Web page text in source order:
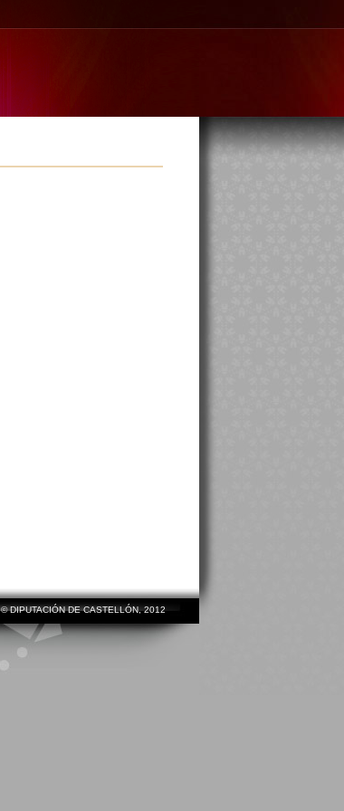
© DIPUTACIÓN DE CASTELLÓN, 2012